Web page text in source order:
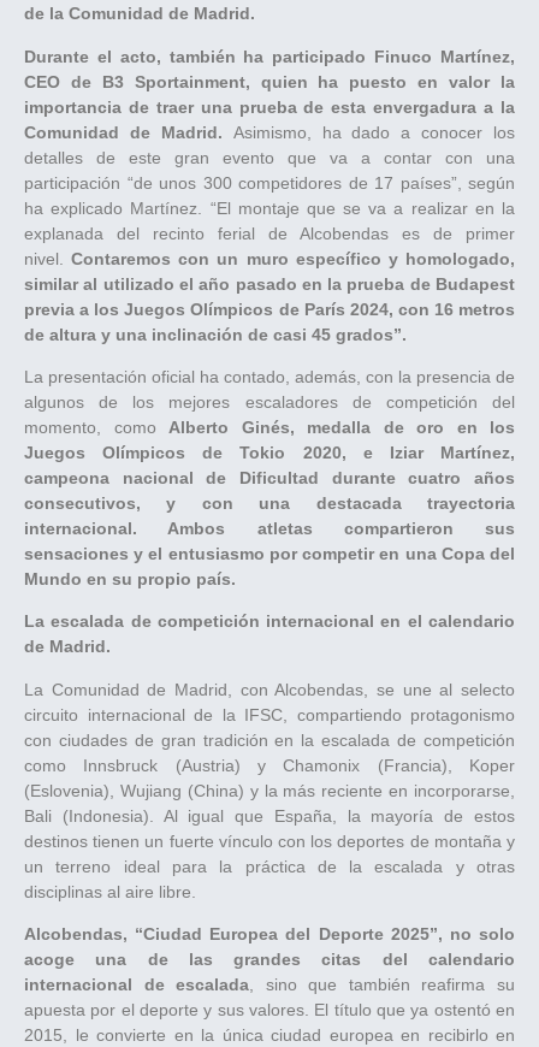
de la Comunidad de Madrid.
Durante el acto, también ha participado Finuco Martínez,
CEO de B3 Sportainment, quien ha puesto en valor la
importancia de traer una prueba de esta envergadura a la
Comunidad de Madrid. Asimismo, ha dado a conocer los
detalles de este gran evento que va a contar con una
participación “de unos 300 competidores de 17 países”, según
ha explicado Martínez. “El montaje que se va a realizar en la
explanada del recinto ferial de Alcobendas es de primer
nivel.
Contaremos con un muro específico y homologado,
similar al utilizado el año pasado en la prueba de Budapest
previa a los Juegos Olímpicos de París 2024, con 16 metros
de altura y una inclinación de casi 45 grados”.
La presentación oficial ha contado, además, con la presencia de
algunos de los mejores escaladores de competición del
momento, como Alberto Ginés, medalla de oro en los
Juegos Olímpicos de Tokio 2020, e Iziar Martínez,
campeona nacional de Dificultad durante cuatro años
consecutivos, y con una destacada trayectoria
internacional. Ambos atletas compartieron sus
sensaciones y el entusiasmo por competir en una Copa del
Mundo en su propio país.
La escalada de competición internacional en el calendario
de Madrid.
La Comunidad de Madrid, con Alcobendas, se une al selecto
circuito internacional de la IFSC, compartiendo protagonismo
con ciudades de gran tradición en la escalada de competición
como Innsbruck (Austria) y Chamonix (Francia), Koper
(Eslovenia), Wujiang (China) y la más reciente en incorporarse,
Bali (Indonesia). Al igual que España, la mayoría de estos
destinos tienen un fuerte vínculo con los deportes de montaña y
un terreno ideal para la práctica de la escalada y otras
disciplinas al aire libre.
Alcobendas, “Ciudad Europea del Deporte 2025”, no solo
acoge una de las grandes citas del calendario
internacional de escalada , sino que también reafirma su
apuesta por el deporte y sus valores. El título que ya ostentó en
2015, le convierte en la única ciudad europea en recibirlo en